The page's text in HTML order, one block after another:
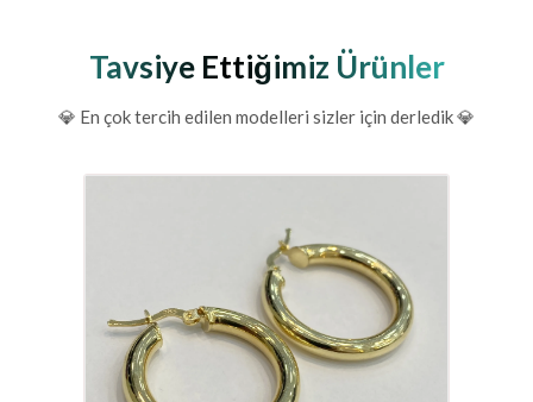
Tavsiye Ettiğimiz Ürünler
💎 En çok tercih edilen modelleri sizler için derledik 💎